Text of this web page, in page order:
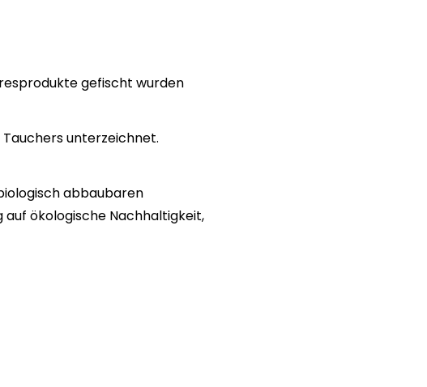
gefischt wurden
unterzeichnet.
abbaubaren
ökologische Nachhaltigkeit,